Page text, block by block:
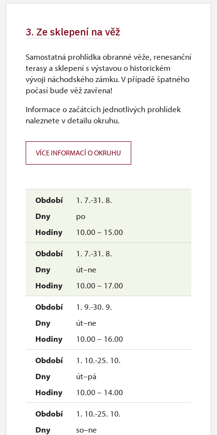
26. 10.-1. 11.
10.00 – 15.00
2. 11.-31. 12.
uzavřen
3. Ze sklepení na věž
1. 7.-31. 8.
po
10.00 – 15.00
1. 7.-31. 8.
út–ne
10.00 – 17.00
1. 9.-30. 9.
út–ne
10.00 – 16.00
1. 10.-25. 10.
út–pá
10.00 – 14.00
1. 10.-25. 10.
so–ne
Samostatná prohlídka obranné věže, renesanční
terasy a sklepení s výstavou o historickém
vývoji náchodského zámku. V případě špatného
počasí bude věž zavřena!
Informace o začátcích jednotlivých prohlídek
naleznete v detailu okruhu.
VÍCE INFORMACÍ O OKRUHU